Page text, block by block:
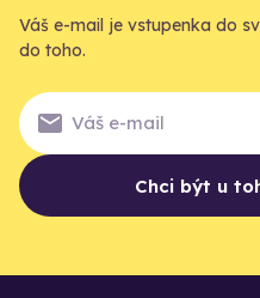
Váš e-mail je vstupenka do
do toho.
Chci být u